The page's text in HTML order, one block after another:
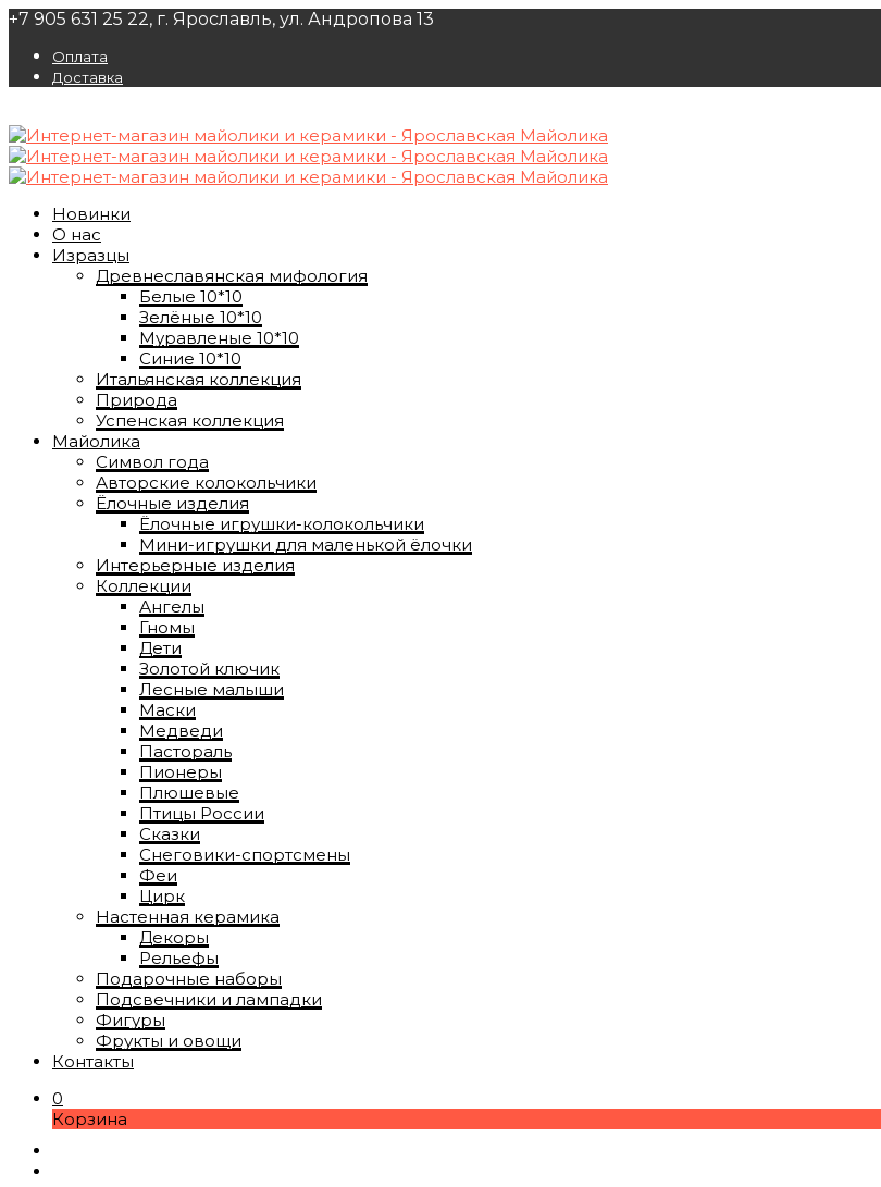
+7 905 631 25 22, г. Ярославль, ул. Андропова 13
Оплата
Доставка
Новинки
О нас
Изразцы
Древнеславянская мифология
Белые 10*10
Зелёные 10*10
Муравленые 10*10
Синие 10*10
Итальянская коллекция
Природа
Успенская коллекция
Майолика
Символ года
Авторские колокольчики
Ёлочные изделия
Ёлочные игрушки-колокольчики
Мини-игрушки для маленькой ёлочки
Интерьерные изделия
Коллекции
Ангелы
Гномы
Дети
Золотой ключик
Лесные малыши
Маски
Медведи
Пастораль
Пионеры
Плюшевые
Птицы России
Сказки
Снеговики-спортсмены
Феи
Цирк
Настенная керамика
Декоры
Рельефы
Подарочные наборы
Подсвечники и лампадки
Фигуры
Фрукты и овощи
Контакты
0
Корзина